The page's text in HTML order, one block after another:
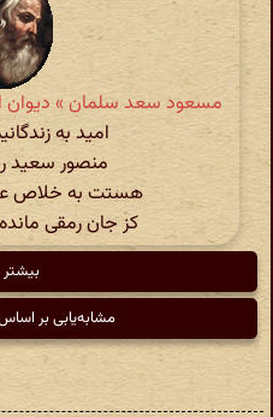
مسعود سعد سلمان » دیوان
امید به
منصور سعید
هستت به خلاص
کز جان رمقی
بیشتر
مشابه‌یابی بر